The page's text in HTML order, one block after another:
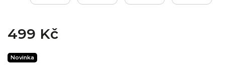
499 Kč
Novinka